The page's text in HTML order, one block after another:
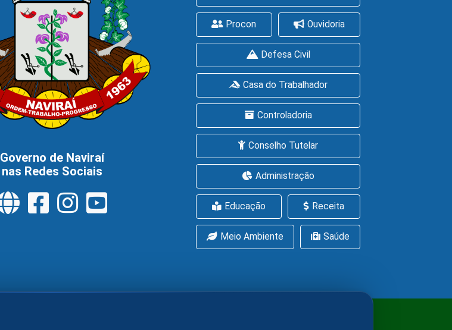
Governo de Naviraí
nas Redes Sociais
Procon Ouvidoria
Defesa Civil
Casa do Trabalhador
Controladoria
Conselho Tutelar
Administração
Educação Receita
Meio Ambiente Saúde